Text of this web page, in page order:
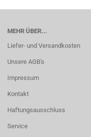
MEHR ÜBER...
Liefer- und Versandkosten
Unsere AGB's
Impressum
Kontakt
Haftungsausschluss
Service